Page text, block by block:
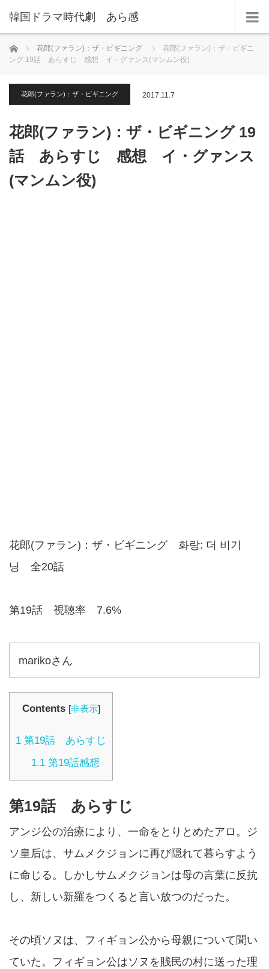
韓国ドラマ時代劇 あら感
ホーム 花郎(ファラン)：ザ・ビギニング
花郎(ファラン)：ザ・ビギニ
ング 19話 あらすじ 感想 イ・グァンス(マンムン役)
花郎(ファラン)：ザ・ビギニング 2017.11.7
花郎(ファラン)：ザ・ビギニング 19
話 あらすじ 感想 イ・グァンス
(マンムン役)
花郎(ファラン)：ザ・ビギニング 화랑: 더 비기
닝 全20話
第19話 視聴率 7.6%
marikoさん
Contents [非表示]
1 第19話 あらすじ
1.1第19話感想
第19話 あらすじ
アンジ公の治療により、一命をとりとめたアロ。ジ
ソ皇后は、サムメクジョンに再び隠れて暮らすよう
に命じる。しかしサムメクジョンは母の言葉に反抗
し、新しい新羅をつくると言い放つのだった。
その頃ソヌは、フィギョン公から母親について聞い
ていた。フィギョン公はソヌを賎民の村に送った理